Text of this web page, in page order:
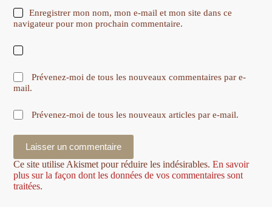
Enregistrer mon nom, mon e-mail et mon site dans ce
navigateur pour mon prochain commentaire.
Prévenez-moi de tous les nouveaux commentaires par e-
mail.
Prévenez-moi de tous les nouveaux articles par e-mail.
Laisser un commentaire
Ce site utilise Akismet pour réduire les indésirables.En savoir
plus sur la façon dont les données de vos commentaires sont
traitées.